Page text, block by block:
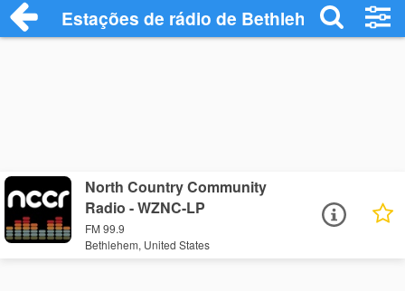
Estações de rádio de Bethlehem - Ouça
North Country Community
Radio - WZNC-LP
FM 99.9
Bethlehem, United States